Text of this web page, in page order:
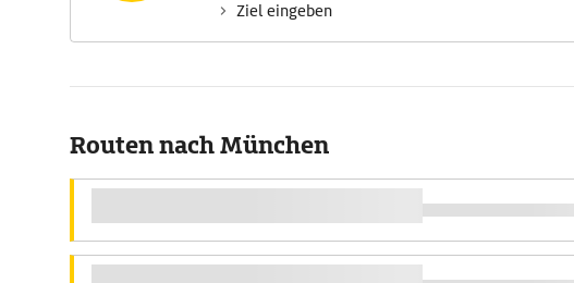
Ziel eingeben
Routen nach München